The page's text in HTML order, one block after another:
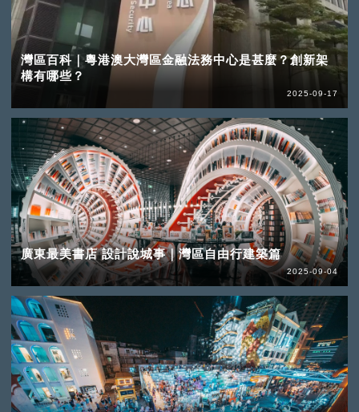
灣區百科｜粵港澳大灣區金融法務中心是甚麼？創新架
構有哪些？
2025-09-17
廣東最美書店 設計說城事｜灣區自由行建築篇
2025-09-04